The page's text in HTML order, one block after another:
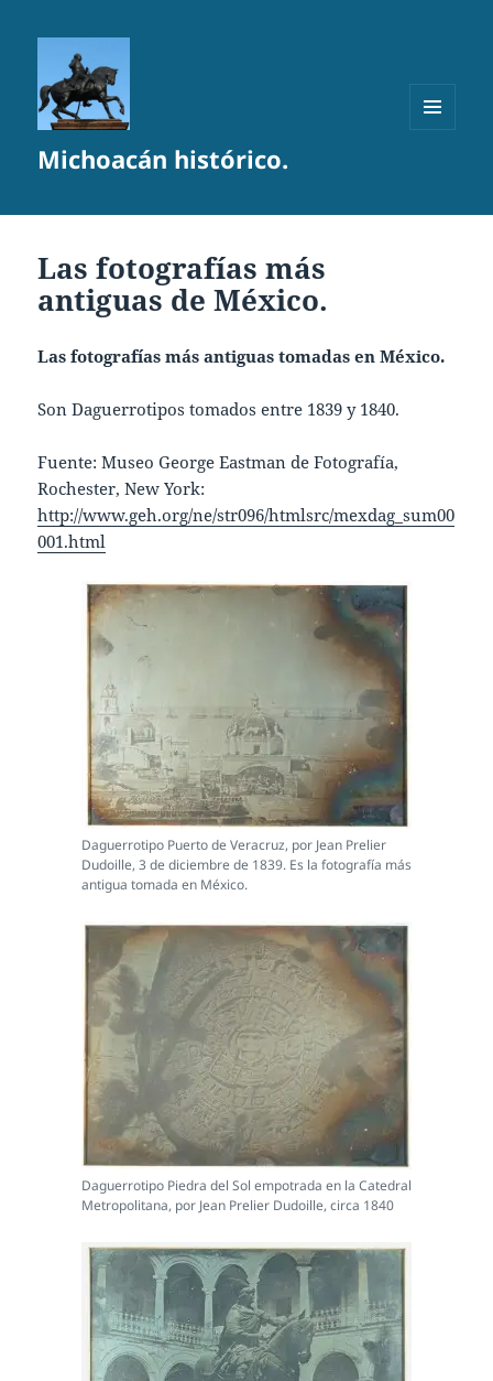
Michoacán histórico.
Las fotografías más
antiguas de México.
Las fotografías más antiguas tomadas en México.
Son Daguerrotipos tomados entre 1839 y 1840.
Fuente: Museo George Eastman de Fotografía,
Rochester, New York:
http://www.geh.org/ne/str096/htmlsrc/mexdag_sum00
001.html
Daguerrotipo Puerto de Veracruz, por Jean Prelier
Dudoille, 3 de diciembre de 1839. Es la fotografía más
antigua tomada en México.
Daguerrotipo Piedra del Sol empotrada en la Catedral
Metropolitana, por Jean Prelier Dudoille, circa 1840